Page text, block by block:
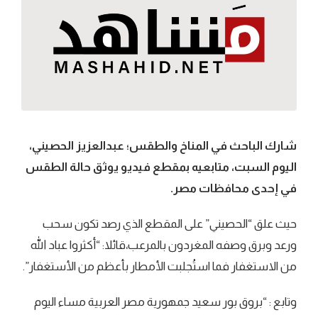
شارك الباحث في المناخ والطقس؛ عبدالعزيز الحصيني،
اليوم السبت، متابعيه بمقطع فيديو يوثق حالة الطقس
في إحدى محافظات مصر.
حيث علق “الحصيني” على المقطع الذي رصد تكون سحب
ورعد وبرق وصفه المغردون بالمرعب،قائلا: “أكثروا عباد الله
من الاستغفار فما استُجلبت الأمطار بأعظم من الأستغفار”.
وتابع : “بروق بور سعيد جمهورية مصر العربية مساء اليوم